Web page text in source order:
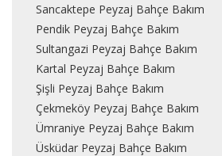
Sancaktepe Peyzaj Bahçe Bakım
Pendik Peyzaj Bahçe Bakım
Sultangazi Peyzaj Bahçe Bakım
Kartal Peyzaj Bahçe Bakım
Şişli Peyzaj Bahçe Bakım
Çekmeköy Peyzaj Bahçe Bakım
Ümraniye Peyzaj Bahçe Bakım
Üsküdar Peyzaj Bahçe Bakım